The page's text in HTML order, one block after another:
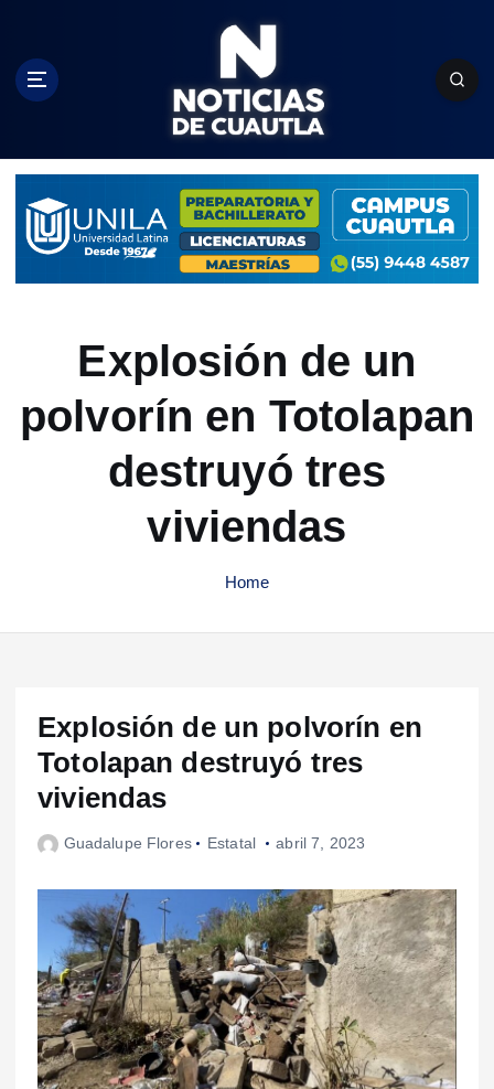
c
Explosión de un
polvorín en Totolapan
destruyó tres
viviendas
Home
Explosión de un polvorín en
Totolapan destruyó tres
viviendas
Guadalupe Flores Estatal abril 7, 2023